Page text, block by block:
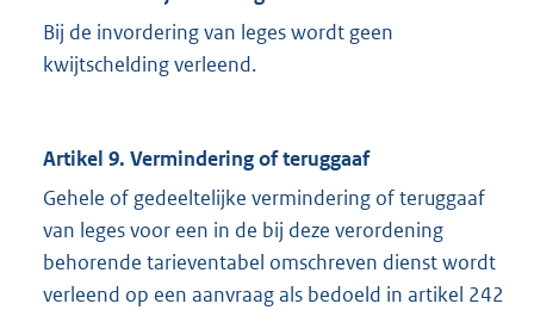
Bij de invordering van leges wordt geen
kwijtschelding verleend.
Artikel 9. Vermindering of teruggaaf
Gehele of gedeeltelijke vermindering of teruggaaf
van leges voor een in de bij deze verordening
behorende tarie­ventabel omschreven dienst wordt
verleend op een aanvraag als bedoeld in artikel 242